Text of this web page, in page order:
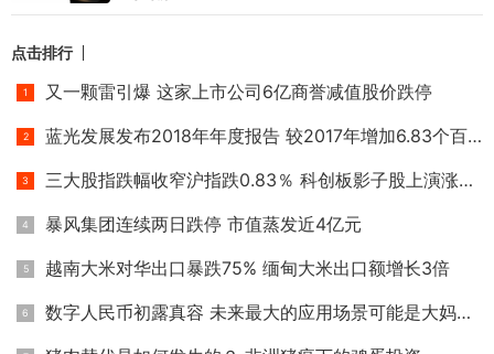
点击排行
又一颗雷引爆 这家上市公司6亿商誉减值股价跌停
蓝光发展发布2018年年度报告 较2017年增加6.83个百分点
三大股指跌幅收窄沪指跌0.83％ 科创板影子股上演涨停潮
暴风集团连续两日跌停 市值蒸发近4亿元
越南大米对华出口暴跌75% 缅甸大米出口额增长3倍
数字人民币初露真容 未来最大的应用场景可能是大妈买菜